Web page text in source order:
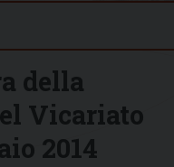
della
Vicariato
2014